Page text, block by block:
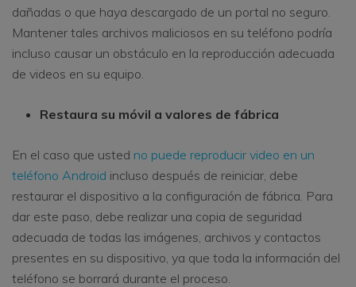
dañadas o que haya descargado de un portal no seguro.
Mantener tales archivos maliciosos en su teléfono podría
incluso causar un obstáculo en la reproducción adecuada
de videos en su equipo.
Restaura su móvil a valores de fábrica
En el caso que usted no puede reproducir video en un
teléfono Android incluso después de reiniciar, debe
restaurar el dispositivo a la configuración de fábrica. Para
dar este paso, debe realizar una copia de seguridad
adecuada de todas las imágenes, archivos y contactos
presentes en su dispositivo, ya que toda la información del
teléfono se borrará durante el proceso.